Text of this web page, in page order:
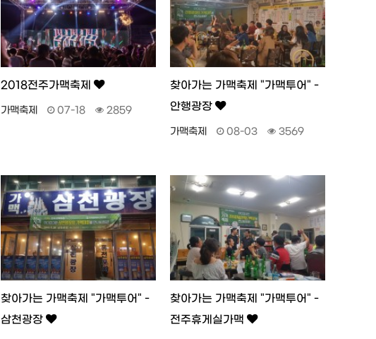
2018전주가맥축제
가맥축제 07-18 2859
찾아가는 가맥축제 "가맥투어" -
안행광장
가맥축제 08-03 3569
찾아가는 가맥축제 "가맥투어" -
삼천광장
찾아가는 가맥축제 "가맥투어" -
전주휴게실가맥